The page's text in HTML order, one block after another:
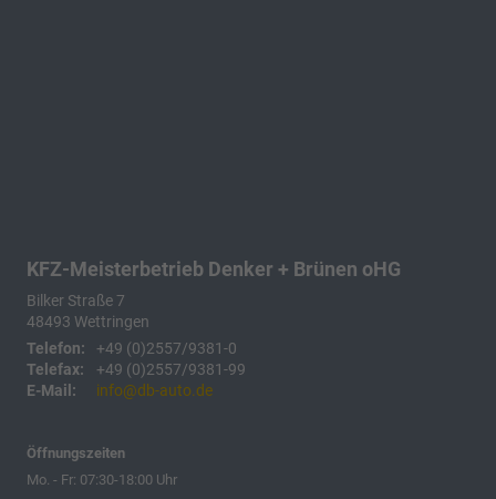
KFZ-Meisterbetrieb Denker + Brünen oHG
Bilker Straße 7
48493 Wettringen
Telefon:
+49 (0)2557/9381-0
Telefax:
+49 (0)2557/9381-99
E-Mail:
info@db-auto.de
Öffnungszeiten
Mo. - Fr: 07:30-18:00 Uhr